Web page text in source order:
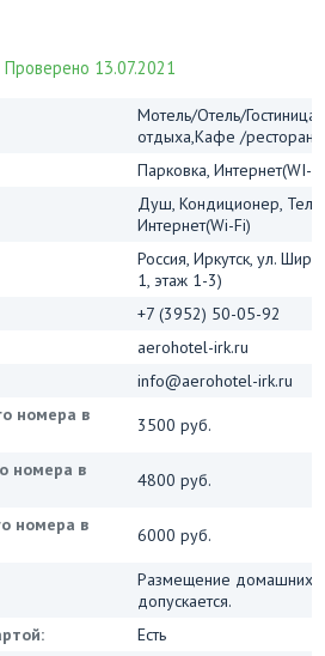
Проверено 13.07.2021
Мотель/Отель/
отдыха,Кафе /рестораны
Парковка, Интернет(WI-
Душ, Кондиционер,
Интернет(Wi-Fi)
Россия, Иркутск, ул.
1, этаж 1-3)
+7 (3952) 50-05-92
aerohotel-irk.ru
info@aerohotel-irk.ru
номера в
3500 руб.
номера в
4800 руб.
номера в
6000 руб.
Размещение домашних
допускается.
Есть